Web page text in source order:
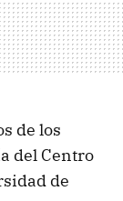
de los
del Centro
de